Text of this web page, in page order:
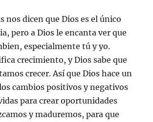
nos dicen que Dios es el único
pero a Dios le encanta ver que
especialmente tú y yo.
crecimiento, y Dios sabe que
crecer. Así que Dios hace un
cambios positivos y negativos
para crear oportunidades
y maduremos, para que